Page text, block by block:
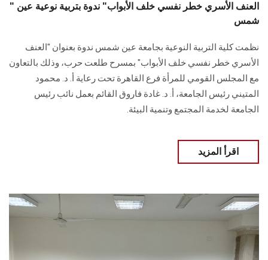
" العنف الأسري خطر نفسي خلف الأبواب" ندوة بتربية نوعية عين
شمس
نظمت كلية التربية النوعية بجامعة عين شمس ندوة بعنوان "العنف
الأسري خطر نفسي خلف الأبواب" بمسرح طلعت حرب، وذلك بالتعاون
مع المجلس القومي للمرأة فرع القاهرة تحت رعاية أ. د. محمود
المتيني رئيس الجامعة، أ. د. غادة فاروق القائم بعمل نائب رئيس
الجامعة لخدمة المجتمع وتنمية البيئة.
اقرأ المزيد